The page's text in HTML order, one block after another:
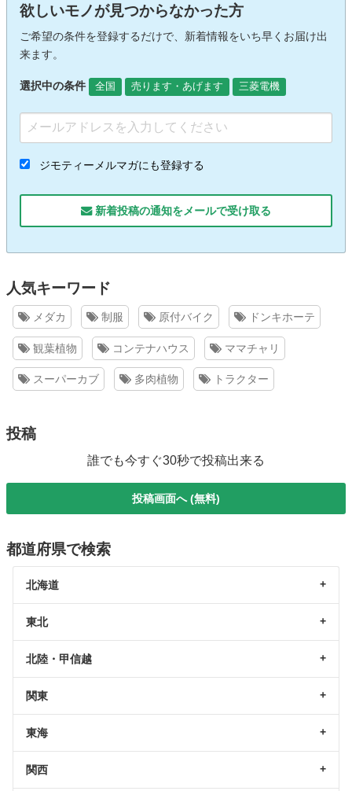
欲しいモノが見つからなかった方
ご希望の条件を登録するだけで、新着情報をいち早くお届け出
来ます。
選択中の条件 全国 売ります・あげます 三菱電機
ジモティーメルマガにも登録する
新着投稿の通知をメールで受け取る
人気キーワード
メダカ 制服 原付バイク ドンキホーテ
観葉植物 コンテナハウス ママチャリ
スーパーカブ 多肉植物 トラクター
投稿
誰でも今すぐ30秒で投稿出来る
投稿画面へ (無料)
都道府県で検索
北海道
東北
北陸・甲信越
関東
東海
関西